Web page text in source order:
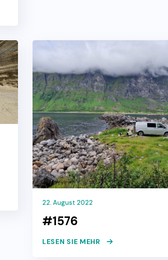
22. August 2022
#1576
LESEN SIE MEHR